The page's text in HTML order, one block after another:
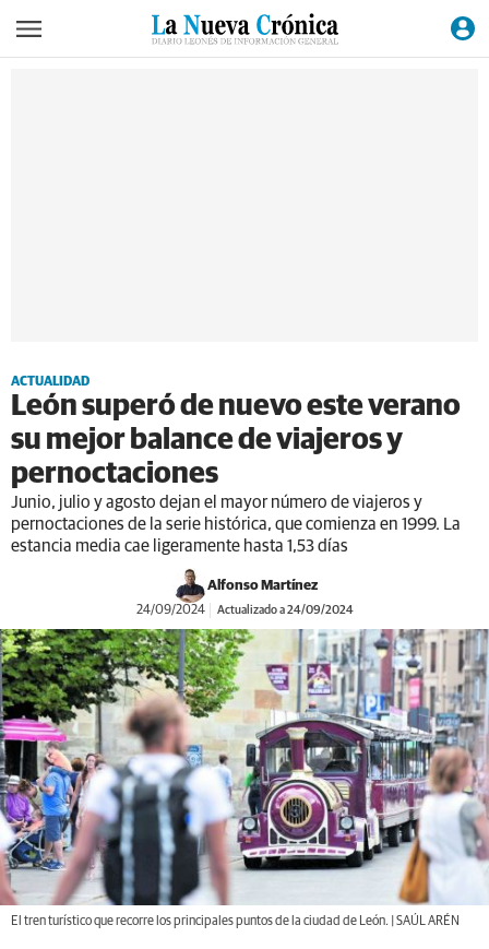
ACTUALIDAD
León superó de nuevo este verano
su mejor balance de viajeros y
pernoctaciones
Junio, julio y agosto dejan el mayor número de viajeros y
pernoctaciones de la serie histórica, que comienza en 1999. La
estancia media cae ligeramente hasta 1,53 días
Alfonso Martínez
24/09/2024 Actualizado a 24/09/2024
El tren turístico que recorre los principales puntos de la ciudad de León. | SAÚL ARÉN